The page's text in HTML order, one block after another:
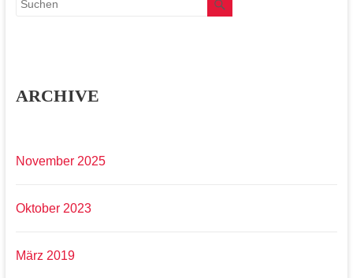
ARCHIVE
November 2025
Oktober 2023
März 2019